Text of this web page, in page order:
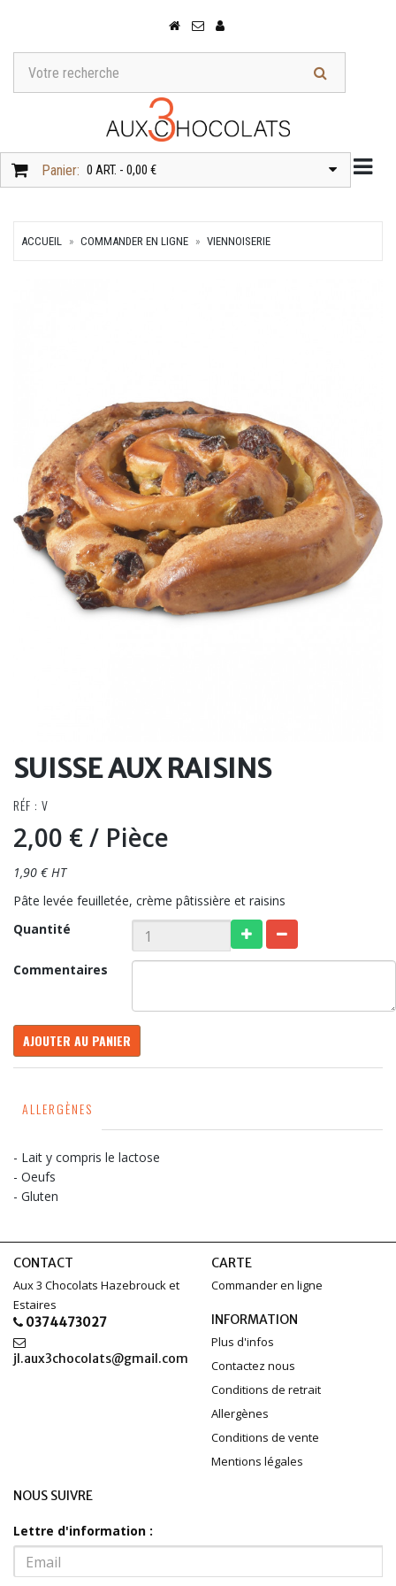
Panier: 0 ART. - 0,00 €
ACCUEIL COMMANDER EN LIGNE VIENNOISERIE
SUISSE AUX RAISINS
RÉF : V
2,00 €/ Pièce
1,90 € HT
Pâte levée feuilletée, crème pâtissière et raisins
Quantité
Commentaires
AJOUTER AU PANIER
ALLERGÈNES
- Lait y compris le lactose
- Oeufs
- Gluten
CONTACT
Aux 3 Chocolats Hazebrouck et
Estaires
0374473027
jl.aux3chocolats@gmail.com
CARTE
Commander en ligne
INFORMATION
Plus d'infos
Contactez nous
Conditions de retrait
Allergènes
Conditions de vente
Mentions légales
NOUS SUIVRE
Lettre d'information :